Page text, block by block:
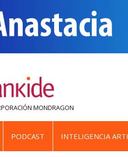
MONDRAGON
PODCAST INTELIGENCIA